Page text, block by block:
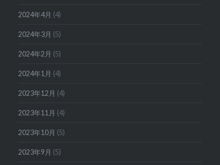
2024年4月 (4)
2024年3月 (5)
2024年2月 (5)
2024年1月 (4)
2023年12月 (4)
2023年11月 (4)
2023年10月 (5)
2023年9月 (5)